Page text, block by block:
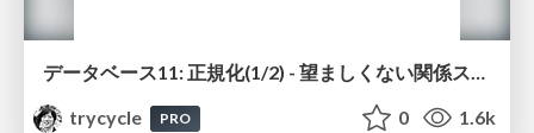
データベース11: 正規化(1/2) - 望ましくない関係スキーマ
trycycle
PRO 0 1.6k